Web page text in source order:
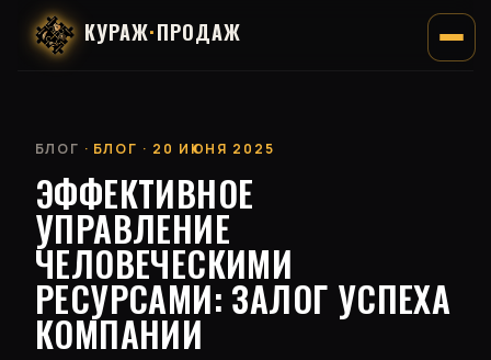
КУРАЖ·ПРОДАЖ
БЛОГ · БЛОГ · 20 ИЮНЯ 2025
ЭФФЕКТИВНОЕ
УПРАВЛЕНИЕ
ЧЕЛОВЕЧЕСКИМИ
РЕСУРСАМИ: ЗАЛОГ УСПЕХА
КОМПАНИИ